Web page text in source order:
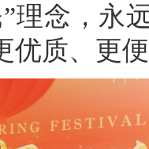
理念，永
优质、更